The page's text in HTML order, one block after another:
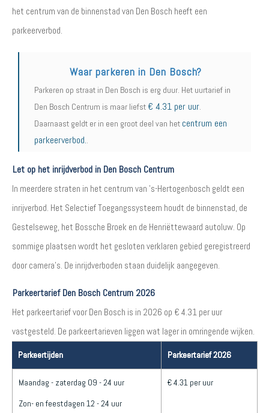
het centrum van de binnenstad van Den Bosch heeft een
parkeerverbod.
Waar parkeren in Den Bosch?
Parkeren op straat in Den Bosch is erg duur. Het uurtarief in
Den Bosch Centrum is maar liefst € 4.31 per uur
Daarnaast geldt er in een groot deel van het centrum een
parkeerverbod.
Let op het inrijdverbod in Den Bosch Centrum
In meerdere straten in het centrum van ’s-Hertogenbosch geldt een
inrijverbod. Het Selectief Toegangssysteem houdt de binnenstad, de
Gestelseweg, het Bossche Broek en de Henriëttewaard autoluw. Op
sommige plaatsen wordt het gesloten verklaren gebied geregistreerd
door camera’s. De inrijdverboden staan duidelijk aangegeven.
Parkeertarief Den Bosch Centrum 2026
Het parkeertarief voor Den Bosch is in 2026 op € 4.31 per uur
vastgesteld. De parkeertarieven liggen wat lager in omringende wijken.
Parkeertijden Parkeertarief 2026
Maandag - zaterdag 09 - 24 uur
Zon- en feestdagen 12 - 24 uur
€ 4.31 per uur